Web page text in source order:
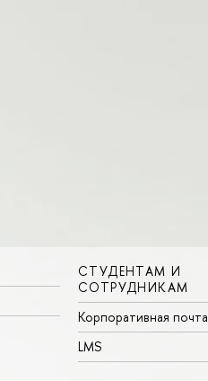
СТУДЕНТАМ И
СОТРУДНИКАМ
Корпоративная почта
LMS